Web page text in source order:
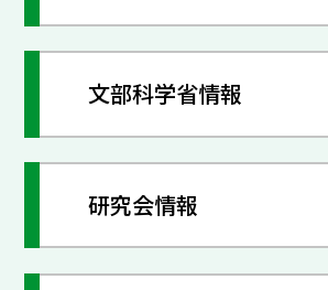
文部科学省情報
研究会情報